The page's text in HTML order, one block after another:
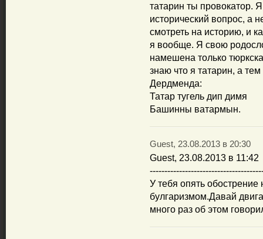
татарин ты провокатор.
исторический вопрос, а
смотреть на историю, и
я вообще. Я свою
намешена только
знаю что я татарин, а
Дердменда:
Татар тугель дип димя
Башинны ватармын.
Guest, 23.08.2013 в 20:30
Guest, 23.08.2013 в 11:42
У тебя опять обострение
булгаризмом.Давай
много раз об этом